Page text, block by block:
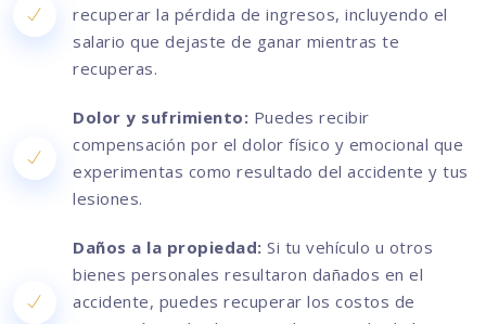
recuperar la pérdida de ingresos, incluyendo el
salario que dejaste de ganar mientras te
recuperas.
Dolor y sufrimiento: Puedes recibir
compensación por el dolor físico y emocional que
experimentas como resultado del accidente y tus
lesiones.
Daños a la propiedad: Si tu vehículo u otros
bienes personales resultaron dañados en el
accidente, puedes recuperar los costos de